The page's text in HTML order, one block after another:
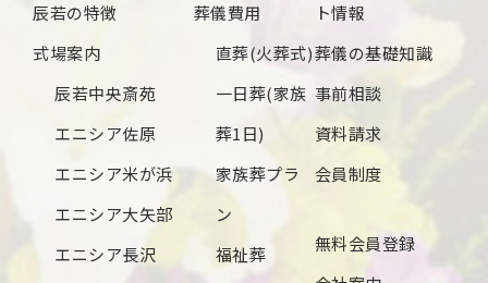
辰若の特徴
式場案内
辰若中央斎苑
エニシア佐原
エニシア米が浜
エニシア大矢部
エニシア長沢
葬儀費用
直葬(火葬式)
一日葬(家族
葬1日)
家族葬プラ
ン
福祉葬
ト情報
葬儀の基礎知識
事前相談
資料請求
会員制度
無料会員登録